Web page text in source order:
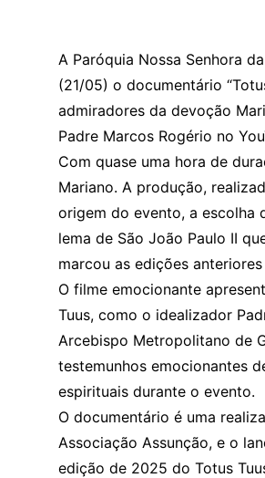
A Paróquia Nossa Senhora
(21/05) o documentário
admiradores da devoção
Padre Marcos Rogério no
Com quase uma hora de
Mariano. A produção,
origem do evento, a escolha
lema de São João Paulo II
marcou as edições
O filme emocionante
Tuus, como o idealizador
Arcebispo Metropolitano de
testemunhos emocionantes
espirituais durante o evento.
O documentário é uma
Associação Assunção, e o
edição de 2025 do Totus